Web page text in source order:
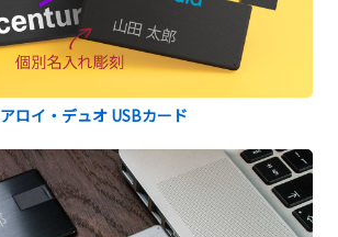
アロイ・デュオ USBカード